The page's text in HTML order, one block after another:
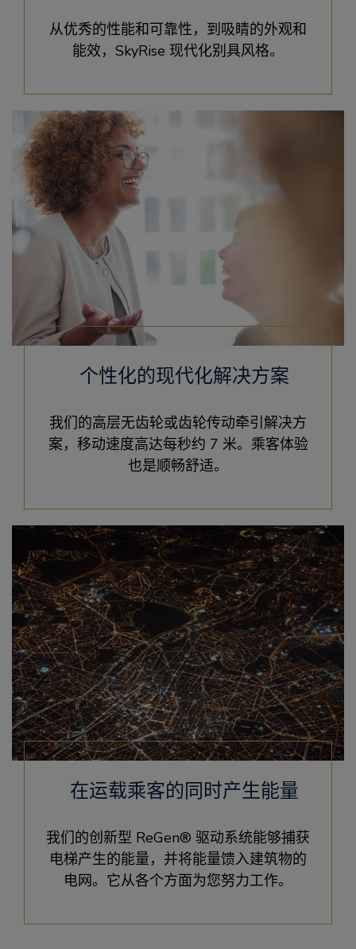
从优秀的性能和可靠性，到吸睛的外观和
能效，SkyRise 现代化别具风格。
个性化的现代化解决方案
我们的高层无齿轮或齿轮传动牵引解决方
案，移动速度高达每秒约 7 米。乘客体验
也是顺畅舒适。
在运载乘客的同时产生能量
我们的创新型 ReGen® 驱动系统能够捕获
电梯产生的能量，并将能量馈入建筑物的
电网。它从各个方面为您努力工作。